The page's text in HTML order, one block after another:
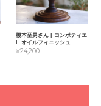
榎本至男さん | コンポティエ
L オイルフィニッシュ
¥24,200